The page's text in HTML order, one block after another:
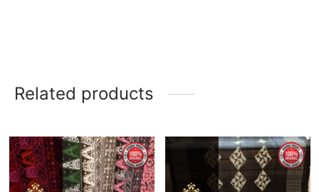
Related products